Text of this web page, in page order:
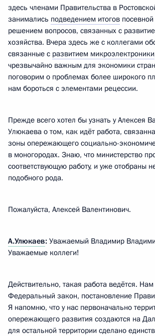
здесь членами Правительства в
занимались подведением итогов
решением вопросов, связанных с
хозяйства. Вчера здесь же с коллегами
связанные с развитием микроэлектроники
чрезвычайно важным для экономики
поговорим о проблемах более широкого
нам бороться с элементами рецессии.
Прежде всего хотел бы узнать у Алексея
Улюкаева о том, как идёт работа,
зоны опережающего социально-
в моногородах. Знаю, что министерство
соответствующую работу, и уже отобраны
подобного рода.
Пожалуйста, Алексей Валентинович.
А.Улюкаев: Уважаемый Владимир
Уважаемые коллеги!
Действительно, такая работа ведётся.
Федеральный закон, постановление
Я напомню, что у нас первоначально
опережающего развития создаются на
для остальной территории сделано